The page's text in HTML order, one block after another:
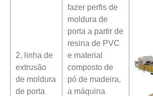
2, linha de
extrusão
de moldura
de porta
fazer perfis de
moldura de
porta a partir de
resina de PVC
e material
composto de
pó de madeira,
a máquina